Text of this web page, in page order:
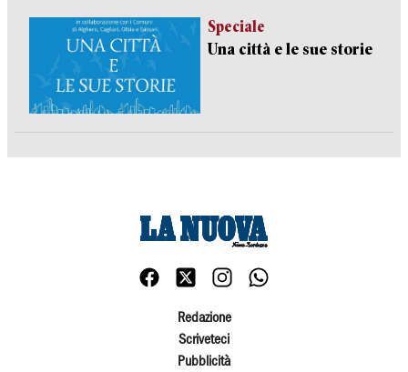
Speciale
Una città e le sue storie
Redazione
Scriveteci
Pubblicità